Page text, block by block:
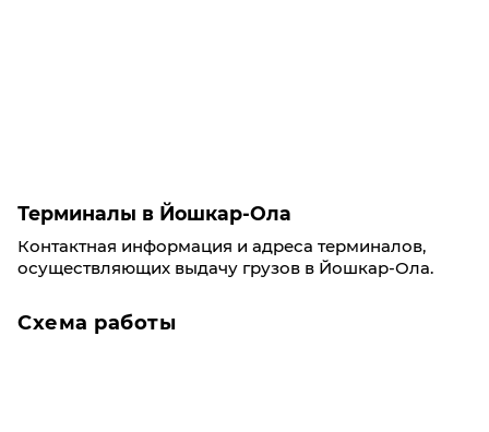
Терминалы в Йошкар-Ола
Контактная информация и адреса терминалов,
осуществляющих выдачу грузов в Йошкар-Ола.
Схема работы